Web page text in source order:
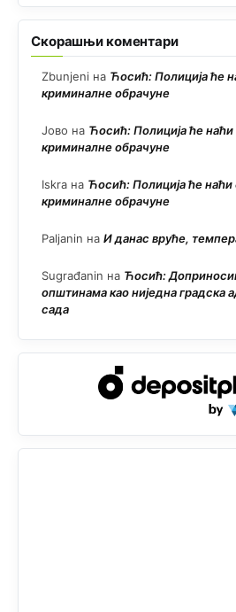
Скорашњи коментари
Zbunjeni на Ћосић: Полиција ће
криминалне обрачуне
Јово на Ћосић: Полиција ће наћи
криминалне обрачуне
Iskra на Ћосић: Полиција ће наћи
криминалне обрачуне
Paljanin на И данас вруће,
Sugrađanin на Ћосић:
општинама као ниједна градска
сада